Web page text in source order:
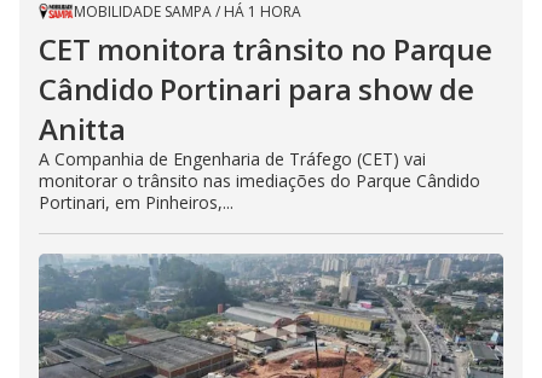
MOBILIDADE SAMPA/ HÁ 1 HORA
CET monitora trânsito no Parque
Cândido Portinari para show de
Anitta
A Companhia de Engenharia de Tráfego (CET) vai
monitorar o trânsito nas imediações do Parque Cândido
Portinari, em Pinheiros,...